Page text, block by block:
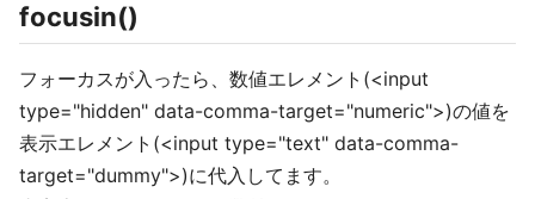
focusin()
フォーカスが入ったら、数値エレメント(<input
type="hidden" data-comma-target="numeric">)の値を
表示エレメント(<input type="text" data-comma-
target="dummy">)に代入してます。